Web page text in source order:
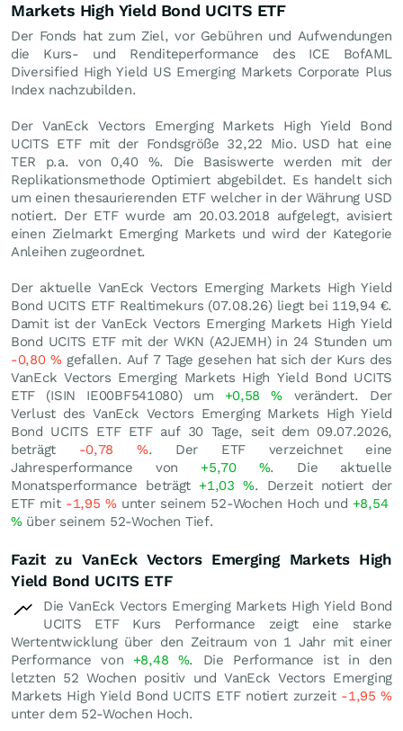
Markets High Yield Bond UCITS ETF
Der Fonds hat zum Ziel, vor Gebühren und Aufwendungen
die Kurs- und Renditeperformance des ICE BofAML
Diversified High Yield US Emerging Markets Corporate Plus
Index nachzubilden.
Der VanEck Vectors Emerging Markets High Yield Bond
UCITS ETF mit der Fondsgröße 32,22 Mio. USD hat eine
TER p.a. von 0,40 %. Die Basiswerte werden mit der
Replikationsmethode Optimiert abgebildet. Es handelt sich
um einen thesaurierenden ETF welcher in der Währung USD
notiert. Der ETF wurde am 20.03.2018 aufgelegt, avisiert
einen Zielmarkt Emerging Markets und wird der Kategorie
Anleihen zugeordnet.
Der aktuelle VanEck Vectors Emerging Markets High Yield
Bond UCITS ETF Realtimekurs (07.08.26) liegt bei 119,94 €.
Damit ist der VanEck Vectors Emerging Markets High Yield
Bond UCITS ETF mit der WKN (A2JEMH) in 24 Stunden um
-0,80 %gefallen. Auf 7 Tage gesehen hat sich der Kurs des
VanEck Vectors Emerging Markets High Yield Bond UCITS
ETF (ISIN IE00BF541080) um +0,58% verändert. Der
Verlust des VanEck Vectors Emerging Markets High Yield
Bond UCITS ETF ETF auf 30 Tage, seit dem 09.07.2026,
beträgt -0,78 %. Der ETF verzeichnet eine
Jahresperformance von +5,70 %. Die aktuelle
Monatsperformance beträgt +1,03 %. Derzeit notiert der
ETF mit -1,95 %unter seinem 52-Wochen Hoch und +8,54
%über seinem 52-Wochen Tief.
Fazit zu VanEck Vectors Emerging Markets High
Yield Bond UCITS ETF
Die VanEck Vectors Emerging Markets High Yield Bond
UCITS ETF Kurs Performance zeigt eine starke
Wertentwicklung über den Zeitraum von 1 Jahr mit einer
Performance von +8,48 %. Die Performance ist in den
letzten 52 Wochen positiv und VanEck Vectors Emerging
Markets High Yield Bond UCITS ETF notiert zurzeit -1,95%
unter dem 52-Wochen Hoch.